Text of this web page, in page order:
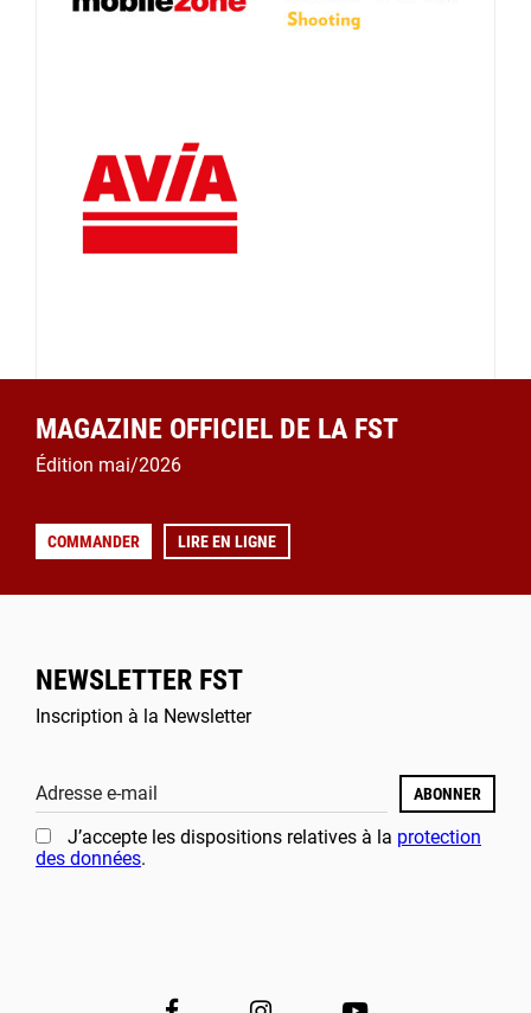
MAGAZINE OFFICIEL DE LA FST
Édition mai/2026
COMMANDER LIRE EN LIGNE
NEWSLETTER FST
Inscription à la Newsletter
Adresse e-mail ABONNER
J’accepte les dispositions relatives à la protection
des données.